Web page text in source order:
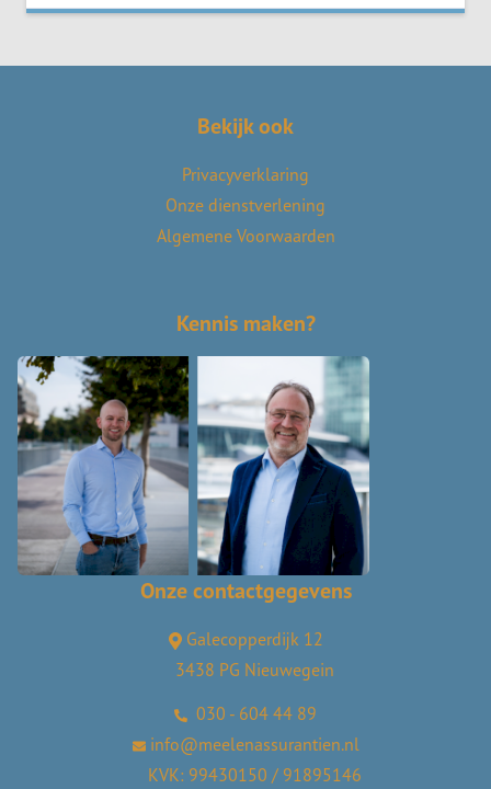
Bekijk ook
Privacyverklaring
Onze dienstverlening
Algemene Voorwaarden
Kennis maken?
Onze contactgegevens
Galecopperdijk 12
3438 PG Nieuwegein
030 - 604 44 89
info@meelenassurantien.nl
KVK: 99430150 / 91895146